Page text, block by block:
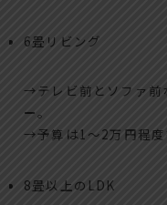
6畳リビング
→テレビ前とソファ前
ー。
→予算は1～2万円程度
8畳以上のLDK